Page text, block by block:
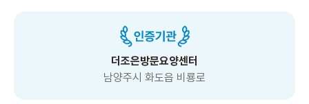
더조은방문요양센터
남양주시 화도읍 비룡로